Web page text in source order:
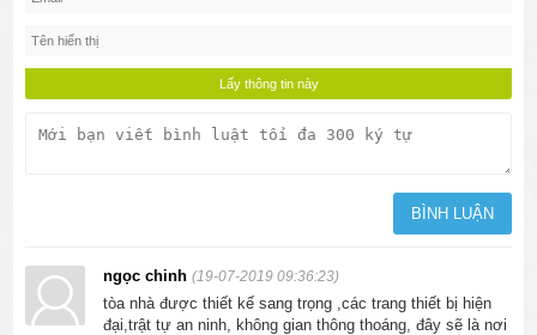
ngọc chinh(19-07-2019 09:36:23)
tòa nhà được thiết kế sang trọng ,các trang thiết bị hiện
đại,trật tự an ninh, không gian thông thoáng, đây sẽ là nơi